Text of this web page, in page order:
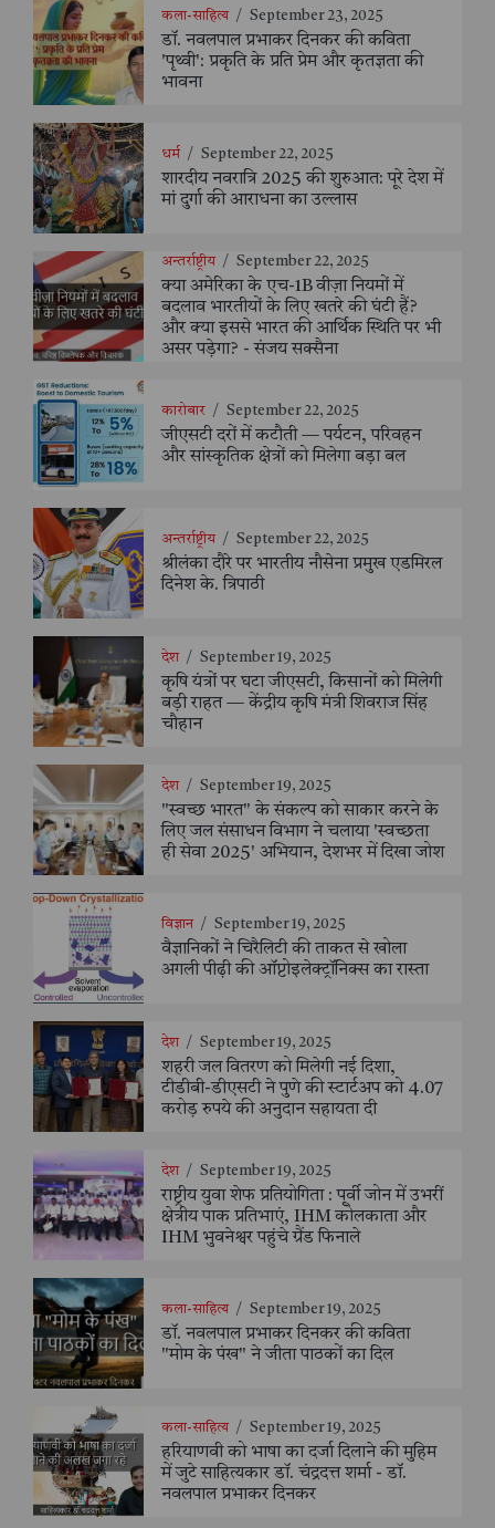
कला-साहित्य / September 23, 2025
डॉ. नवलपाल प्रभाकर दिनकर की कविता
'पृथ्वी': प्रकृति के प्रति प्रेम और कृतज्ञता की
भावना
धर्म / September 22, 2025
शारदीय नवरात्रि 2025 की शुरुआत: पूरे देश में
मां दुर्गा की आराधना का उल्लास
अन्तर्राष्ट्रीय / September 22, 2025
क्या अमेरिका के एच-1B वीज़ा नियमों में
बदलाव भारतीयों के लिए खतरे की घंटी हैं?
और क्या इससे भारत की आर्थिक स्थिति पर भी
असर पड़ेगा? - संजय सक्सैना
कारोबार / September 22, 2025
जीएसटी दरों में कटौती — पर्यटन, परिवहन
और सांस्कृतिक क्षेत्रों को मिलेगा बड़ा बल
अन्तर्राष्ट्रीय / September 22, 2025
श्रीलंका दौरे पर भारतीय नौसेना प्रमुख एडमिरल
दिनेश के. त्रिपाठी
देश / September 19, 2025
कृषि यंत्रों पर घटा जीएसटी, किसानों को मिलेगी
बड़ी राहत — केंद्रीय कृषि मंत्री शिवराज सिंह
चौहान
देश / September 19, 2025
"स्वच्छ भारत" के संकल्प को साकार करने के
लिए जल संसाधन विभाग ने चलाया 'स्वच्छता
ही सेवा 2025' अभियान, देशभर में दिखा जोश
विज्ञान / September 19, 2025
वैज्ञानिकों ने चिरैलिटी की ताकत से खोला
अगली पीढ़ी की ऑप्टोइलेक्ट्रॉनिक्स का रास्ता
देश / September 19, 2025
शहरी जल वितरण को मिलेगी नई दिशा,
टीडीबी-डीएसटी ने पुणे की स्टार्टअप को 4.07
करोड़ रुपये की अनुदान सहायता दी
देश / September 19, 2025
राष्ट्रीय युवा शेफ प्रतियोगिता : पूर्वी जोन में उभरीं
क्षेत्रीय पाक प्रतिभाएं, IHM कोलकाता और
IHM भुवनेश्वर पहुंचे ग्रैंड फिनाले
कला-साहित्य / September 19, 2025
डॉ. नवलपाल प्रभाकर दिनकर की कविता
"मोम के पंख" ने जीता पाठकों का दिल
कला-साहित्य / September 19, 2025
हरियाणवी को भाषा का दर्जा दिलाने की मुहिम
में जुटे साहित्यकार डॉ. चंद्रदत्त शर्मा - डॉ.
नवलपाल प्रभाकर दिनकर